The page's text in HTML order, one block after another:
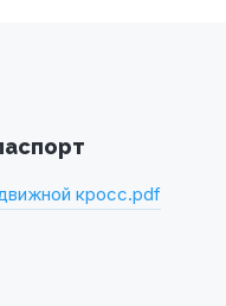
кросс.pdf